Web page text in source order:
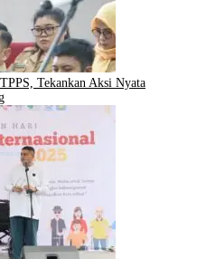
Tekankan Aksi Nyata